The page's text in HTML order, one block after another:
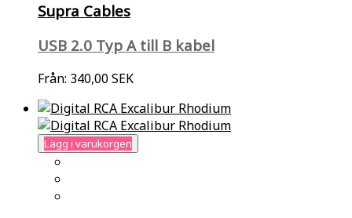
Supra Cables
USB 2.0 Typ A till B kabel
Från: 340,00 SEK
Lägg i varukorgen